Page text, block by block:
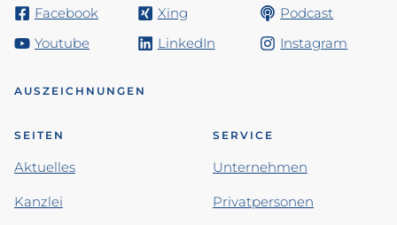
Facebook Xing
Podcast
Youtube
LinkedIn Instagram
AUSZEICHNUNGEN
SEITEN
Aktuelles
Kanzlei
SERVICE
Unternehmen
Privatpersonen